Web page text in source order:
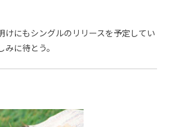
けにもシングルのリリースを予定してい
に待とう。